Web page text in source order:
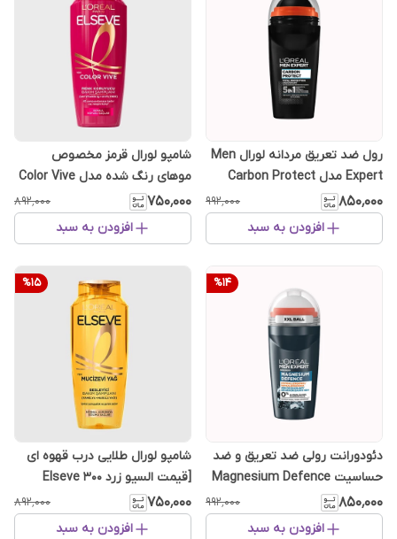
رول ضد تعریق مردانه لورال Men
Expert مدل Carbon Protect
۸۵۰٬۰۰۰ ۹۹۲٬۰۰۰
افزودن به سبد
شامپو لورال قرمز مخصوص
موهای رنگ شده مدل Color Vive
السیو Elseve ۳۰۰ میلی‌لیتر
۷۵۰٬۰۰۰ ۸۹۲٬۰۰۰
افزودن به سبد
%14
دئودورانت رولی ضد تعریق و ضد
حساسیت Magnesium Defence
لورال
۸۵۰٬۰۰۰ ۹۹۲٬۰۰۰
افزودن به سبد
%15
شامپو لورال طلایی درب قهوه ای
[قیمت السیو زرد Elseve ۳۰۰
میلی‌لیتر مناسب موی خشک]
۷۵۰٬۰۰۰ ۸۹۲٬۰۰۰
افزودن به سبد